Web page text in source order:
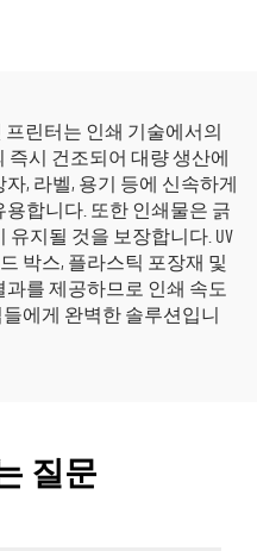
프린터는 인쇄 기술에서의
즉시 건조되어 대량 생산에
, 라벨, 용기 등에 신속하게
합니다. 또한 인쇄물은 긁
지될 것을 보장합니다. UV
박스, 플라스틱 포장재 및
를 제공하므로 인쇄 속도
에게 완벽한 솔루션입니
질문